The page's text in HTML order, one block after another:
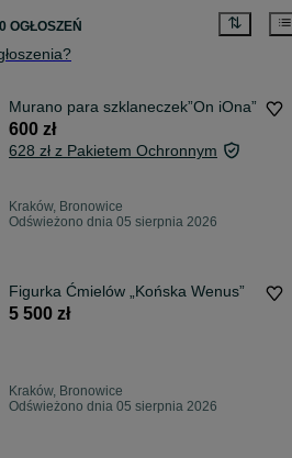
OGŁOSZEŃ
Murano para szklaneczek”On iOna”
600 zł
628 zł z Pakietem Ochronnym
Kraków, Bronowice
Odświeżono dnia 05 sierpnia 2026
Figurka Ćmielów „Końska Wenus”
5 500 zł
Kraków, Bronowice
Odświeżono dnia 05 sierpnia 2026